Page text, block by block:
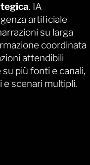
. IA
artificiale
su larga
coordinata
attendibili
più fonti e canali,
scenari multipli.